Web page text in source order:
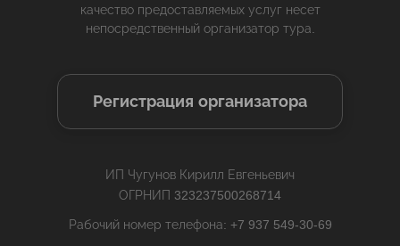
качество предоставляемых услуг несет
непосредственный организатор тура.
Регистрация организатора
ИП Чугунов Кирилл Евгеньевич
ОГРНИП 323237500268714
Рабочий номер телефона: +7 937 549-30-69